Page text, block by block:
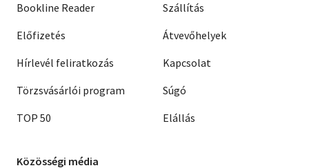
Bookline Reader
Előfizetés
Hírlevél feliratkozás
Törzsvásárlói program
TOP 50
Szállítás
Átvevőhelyek
Kapcsolat
Súgó
Elállás
Közösségi média